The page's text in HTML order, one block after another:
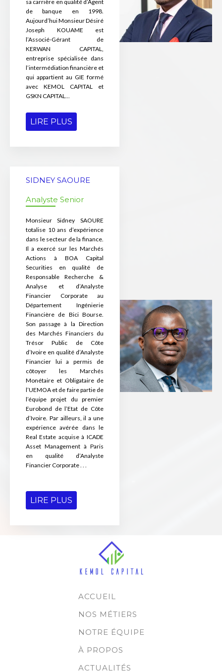
sa carrière en qualité d’Agent
de banque en 1998.
Aujourd’hui Monsieur Désiré
Joseph KOUAME est
l’Associé-Gérant de
KERWAN CAPITAL,
entreprise spécialisée dans
l’intermédiation financière et
qui appartient au GIE formé
avec KEMOL CAPITAL et
GSKN CAPITAL...
LIRE PLUS
SIDNEY SAOURE
Analyste Senior
Monsieur Sidney SAOURE
totalise 10 ans d’expérience
dans le secteur de la finance.
Il a exercé sur les Marchés
Actions à BOA Capital
Securities en qualité de
Responsable Recherche &
Analyse et d’Analyste
Financier Corporate au
Département Ingénierie
Financière de Bici Bourse.
Son passage à la Direction
des Marchés Financiers du
Trésor Public de Côte
d’Ivoire en qualité d’Analyste
Financier lui a permis de
côtoyer les Marchés
Monétaire et Obligataire de
l’UEMOA et de faire partie de
l’équipe projet du premier
Eurobond de l’Etat de Côte
d’Ivoire. Par ailleurs, il a une
expérience avérée dans le
Real Estate acquise à ICADE
Asset Management à Paris
en qualité d’Analyste
Financier Corporate . . .
LIRE PLUS
ACCUEIL
NOS MÉTIERS
NOTRE ÉQUIPE
À PROPOS
ACTUALITÉS